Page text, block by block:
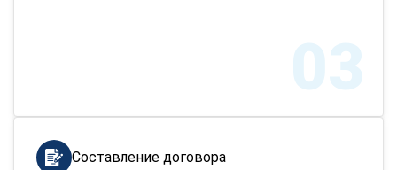
03
Составление договора